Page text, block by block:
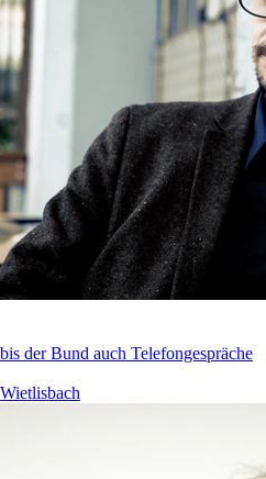
der Bund auch Telefongespräche